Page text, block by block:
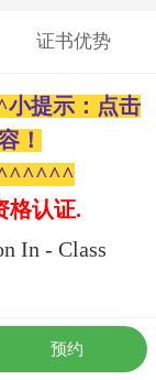
证书优势
提示：点击
！
格认证.
In - Class
预约